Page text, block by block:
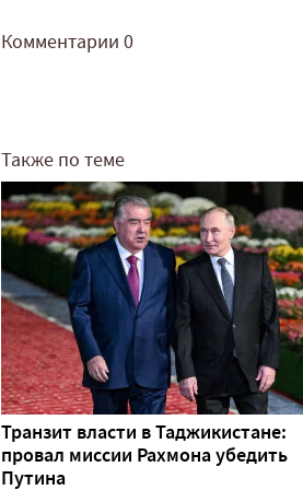
Комментарии 0
Также по теме
Транзит власти в Таджикистане:
провал миссии Рахмона убедить
Путина